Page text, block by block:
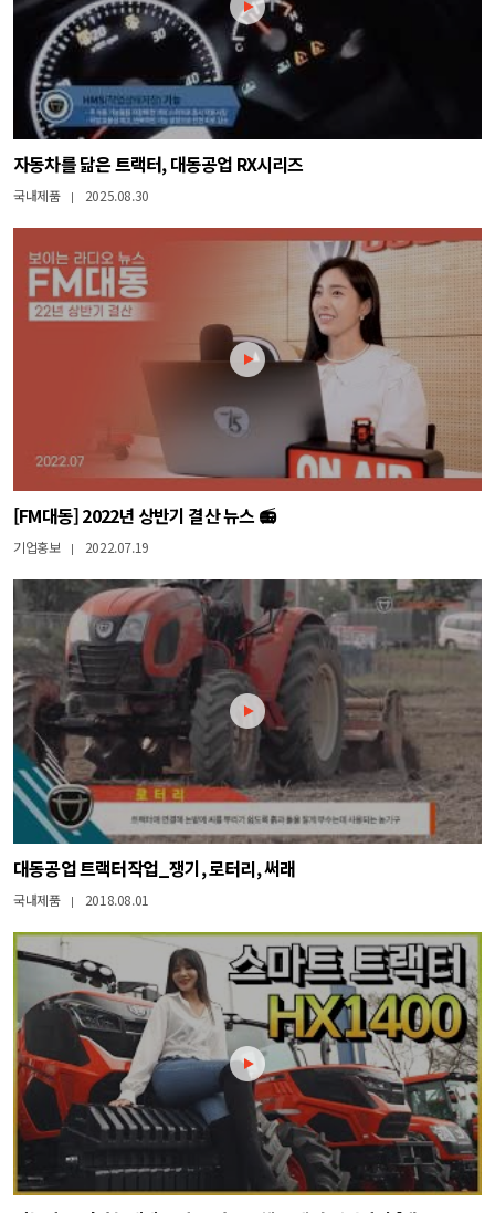
자동차를 닮은 트랙터, 대동공업 RX시리즈
국내제품 | 2025.08.30
[FM대동] 2022년 상반기 결산 뉴스 📻
기업홍보 | 2022.07.19
대동공업 트랙터작업_쟁기, 로터리, 써래
국내제품 | 2018.08.01